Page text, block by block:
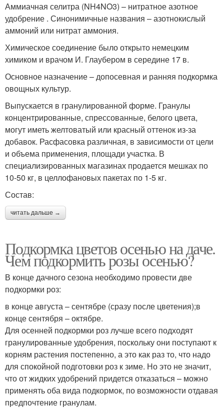
Аммиачная селитра (NH4NO3) – нитратное азотное
удобрение . Синонимичные названия – азотнокислый
аммоний или нитрат аммония.
Химическое соединение было открыто немецким
химиком и врачом И. Глаубером в середине 17 в.
Основное назначение – допосевная и ранняя подкормка
овощных культур.
Выпускается в гранулированной форме. Гранулы
концентрированные, спрессованные, белого цвета,
могут иметь желтоватый или красный оттенок из-за
добавок. Расфасовка различная, в зависимости от цели
и объема применения, площади участка. В
специализированных магазинах продается мешках по
10-50 кг, в целлофановых пакетах по 1-5 кг.
Состав:
читать дальше →
Подкормка цветов осенью на даче.
Чем подкормить розы осенью?
В конце дачного сезона необходимо провести две
подкормки роз:
в конце августа – сентябре (сразу после цветения);в
конце сентября – октябре.
Для осенней подкормки роз лучше всего подходят
гранулированные удобрения, поскольку они поступают к
корням растения постепенно, а это как раз то, что надо
для спокойной подготовки роз к зиме. Но это не значит,
что от жидких удобрений придется отказаться – можно
применять оба вида подкормок, по возможности отдавая
предпочтение гранулам.